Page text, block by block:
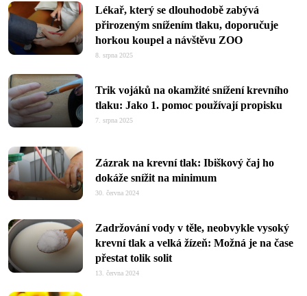
Lékař, který se dlouhodobě zabývá
přirozeným snížením tlaku, doporučuje
horkou koupel a návštěvu ZOO
8. srpna 2025
Trik vojáků na okamžité snížení krevního
tlaku: Jako 1. pomoc používají propisku
7. srpna 2025
Zázrak na krevní tlak: Ibiškový čaj ho
dokáže snížit na minimum
30. června 2024
Zadržování vody v těle, neobvykle vysoký
krevní tlak a velká žízeň: Možná je na čase
přestat tolik solit
13. června 2024